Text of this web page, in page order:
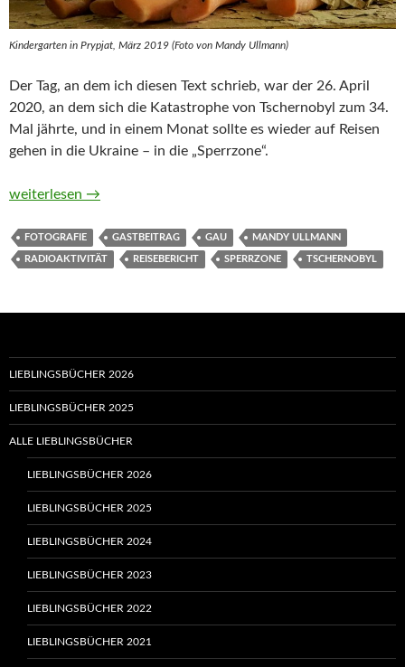
Kindergarten in Prypjat, März 2019 (Foto von Mandy Ullmann)
Der Tag, an dem ich diesen Text schrieb, war der 26. April
2020, an dem sich die Katastrophe von Tschernobyl zum 34.
Mal jährte, und in einem Monat sollte es wieder auf Reisen
gehen in die Ukraine – in die „Sperrzone“.
Reisen in die Sperrzone von Tschernobyl (Gastbeitrag von
weiterlesen →
FOTOGRAFIE GASTBEITRAG GAU MANDY ULLMANN
RADIOAKTIVITÄT REISEBERICHT SPERRZONE TSCHERNOBYL
LIEBLINGSBÜCHER 2026
LIEBLINGSBÜCHER 2025
ALLE LIEBLINGSBÜCHER
LIEBLINGSBÜCHER 2026
LIEBLINGSBÜCHER 2025
LIEBLINGSBÜCHER 2024
LIEBLINGSBÜCHER 2023
LIEBLINGSBÜCHER 2022
LIEBLINGSBÜCHER 2021